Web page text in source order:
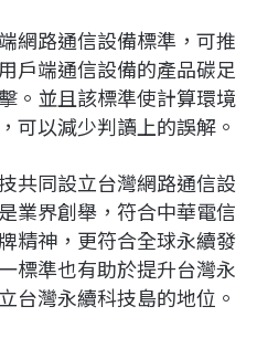
網路通信設備標準，可推
戶端通信設備的產品碳足
。並且該標準使計算環境
可以減少判讀上的誤解。
共同設立台灣網路通信設
業界創舉，符合中華電信
精神，更符合全球永續發
標準也有助於提升台灣永
台灣永續科技島的地位。